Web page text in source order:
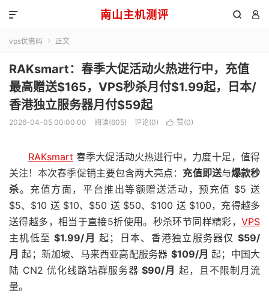
南山主机测评  

vps优惠码  正文
RAKsmart：春季大促活动火热进行中，充值
最高赠送$165，VPS秒杀月付$1.99起，日本/
香港独立服务器月付$59起
2026-04-05 00:00:00 阅读(605) 评论(0)  赞(0)
RAKsmart 春季大促活动火热进行中，力度十足，值得
关注！本次春季促销主要包含两大亮点： 充值即送与爆款秒
杀。充值方面，平台推出等额赠送活动，预充值 $5 送
$5、$10 送 $10、$50 送 $50、$100 送 $100，充得越多
送得越多，相当于直接5折使用。秒杀环节同样精彩， VPS
主机低至$1.99/月 起；日本、香港独立服务器仅$59/
月 起；新加坡、马来西亚高配服务器 $109/月 起；中国大
陆 CN2 优化线路站群服务器$90/月 起，且不限制月流
量。